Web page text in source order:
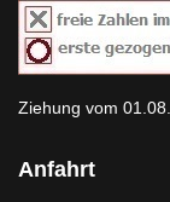
Ziehung vom
Anfahrt